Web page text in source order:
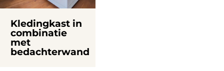
Kledingkast in
combinatie
met
bedachterwand